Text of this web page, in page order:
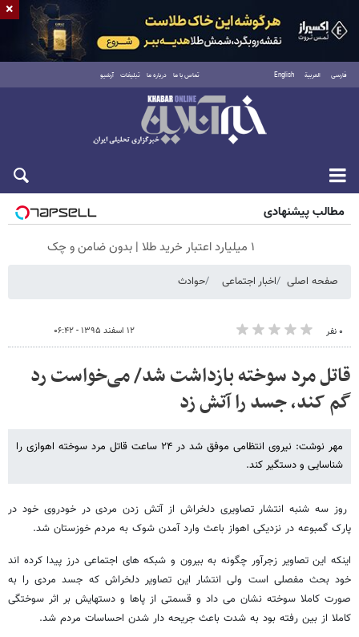
فارسی العربية English تماس با ما درباره ما تبلیغات آرشیو
جمعه ۱۶ مرداد ۱۴۰۵
مطالب پیشنهادی
۱ میلیارد اعتبار خرید طلا | بدون ضامن و چک
صفحه اصلی اخبار اجتماعی حوادث
۰ نفر ۱۲ اسفند ۱۳۹۵ - ۰۶:۴۲
قاتل مرد سوخته بازداشت شد/ می‌خواست رد
گم کند، جسد را آتش زد
مهر نوشت: نیروی انتظامی موفق شد در ۲۴ ساعت قاتل مرد سوخته اهوازی را
شناسایی و دستگیر کند.
روز سه شنبه انتشار تصاویری دلخراش از آتش زدن مردی در خودروی خود در
پارک گمبوعه در نزدیکی اهواز باعث وارد آمدن شوک به مردم خوزستان شد.
اینکه این تصاویر زجرآور چگونه به بیرون و شبکه های اجتماعی درز پیدا کرده اند
خود بحث مفصلی است ولی انتشار این تصاویر دلخراش که جسد مردی را به
صورت کاملا سوخته نشان می داد و قسمتی از پاها و دستهایش بر اثر سوختگی
کاملا از بین رفته بود به شدت باعث جریحه دار شدن احساسات مردم شد.
×